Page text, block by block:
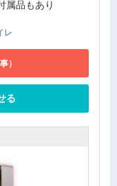
属品もあり
レ
）
る